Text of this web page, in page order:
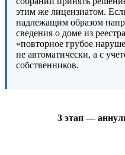
этим же лицензиатом.
надлежащим образом
сведения о доме из
«повторное грубое
не автоматически, а с
собственников.
3 этап —